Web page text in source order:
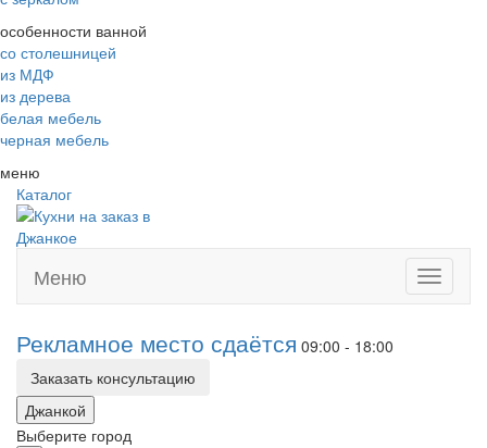
особенности ванной
со столешницей
из МДФ
из дерева
белая мебель
черная мебель
меню
Каталог
Toggle
Меню
Рекламное место сдаётся 09:00 - 18:00
Заказать консультацию
Джанкой
Выберите город